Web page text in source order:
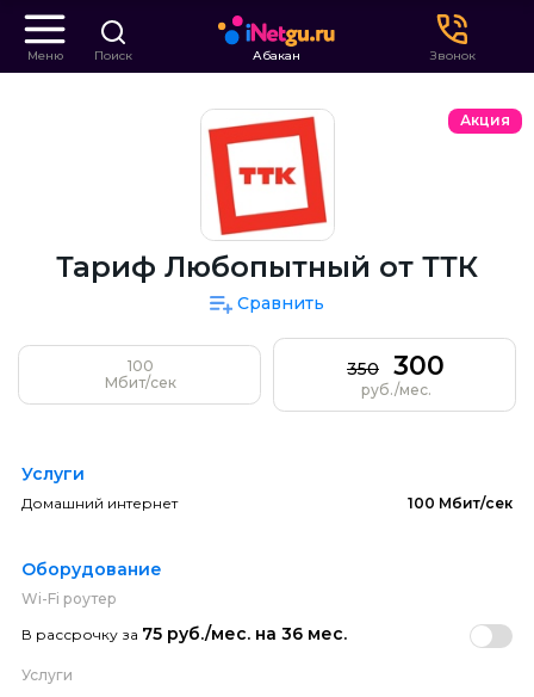
Меню Поиск Абакан Звонок
Акция
Тариф Любопытный от ТТК
Сравнить
100
Мбит/сек
350 300
руб./мес.
Услуги
Домашний интернет 100 Мбит/сек
Оборудование
Wi-Fi роутер
В рассрочку за 75 руб./мес. на 36 мес.
Услуги